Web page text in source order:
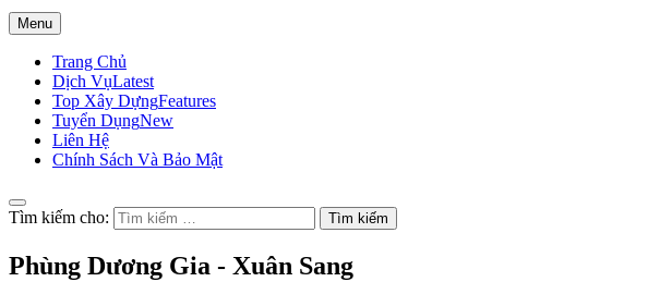
Menu
Trang Chủ
Dịch VụLatest
Top Xây DựngFeatures
Tuyển DụngNew
Liên Hệ
Chính Sách Và Bảo Mật
Tìm kiếm cho:
Phùng Dương Gia - Xuân Sang